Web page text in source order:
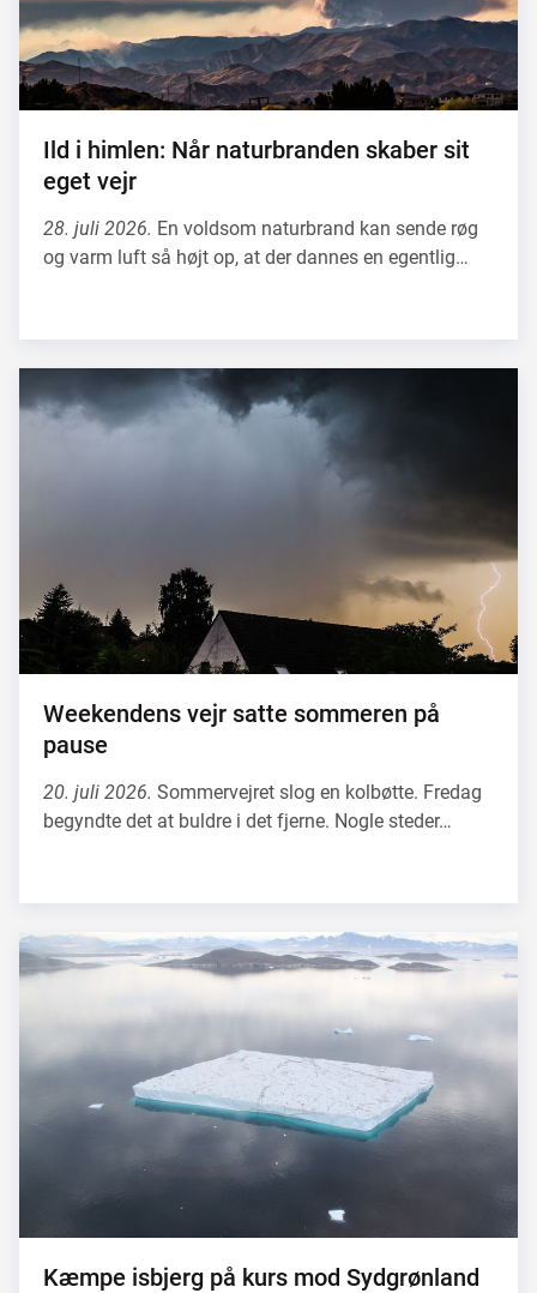
Ild i himlen: Når naturbranden skaber sit
eget vejr
28. juli 2026. En voldsom naturbrand kan sende røg
og varm luft så højt op, at der dannes en egentlig…
Weekendens vejr satte sommeren på
pause
20. juli 2026. Sommervejret slog en kolbøtte. Fredag
begyndte det at buldre i det fjerne. Nogle steder…
Kæmpe isbjerg på kurs mod Sydgrønland